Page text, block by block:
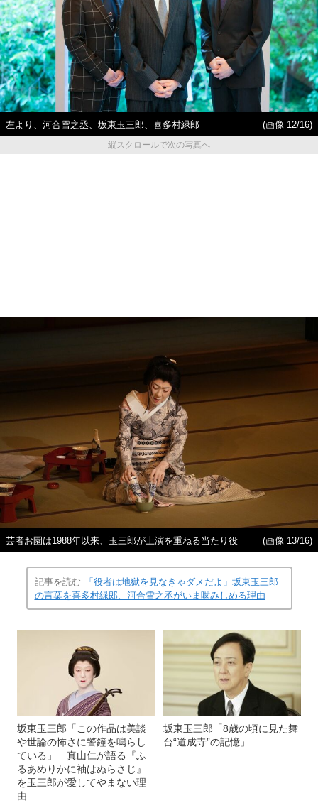
左より、河合雪之丞、坂東玉三郎、喜多村緑郎
(画像 12/16)
縦スクロールで次の写真へ
芸者お園は1988年以来、玉三郎が上演を重ねる当たり役 (画像 13/16)
記事を読む
「役者は地獄を見なきゃダメだよ」坂東玉三郎
の言葉を喜多村緑郎、河合雪之丞がいま噛みしめる理由
坂東玉三郎「この作品は美談
や世論の怖さに警鐘を鳴らし
ている」 真山仁が語る『ふ
るあめりかに袖はぬらさじ』
を玉三郎が愛してやまない理
由
坂東玉三郎「8歳の頃に見た舞
台“道成寺”の記憶」